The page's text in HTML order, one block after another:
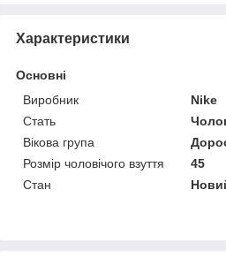
Характеристики
Основні
Виробник
Nike
Стать
Вікова група
Розмір чоловічого взуття
45
Стан